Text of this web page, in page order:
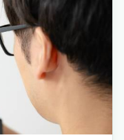
あり得ます。この記
ンの場でそのまま活
に「難しい」と伝え
関連する法令の要
て応募の段階で必ず
しました。隔離や身体
ための最終手段であ
のではありません。
してもなお、ご本人